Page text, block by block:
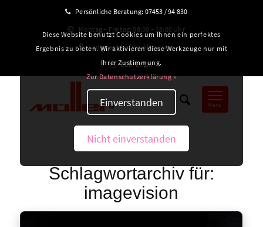
Persönliche Beratung: 07453 / 94 830
Montag – Freitag: 08:00 – 18:00 Uhr
Ladengeschäft in Altensteig
B2B-Login
Menü
Schlagwortarchiv für:
imagevision
Diese Website benutzt Cookies um Ihnen ein perfektes
Ergebnis zu bieten. Wir aktivieren diese Werkzeuge nur mit
Ihrer Zustimmung.
Zur Datenschutzerklärung »
Einverstanden
Nicht einverstanden